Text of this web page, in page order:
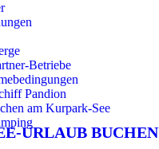
Betriebe
Pandion
am Kurpark-See
URLAUB BUCHEN